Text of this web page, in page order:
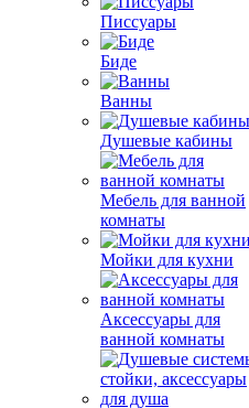
Писсуары
Биде
Ванны
Душевые кабины
Мебель для ванной
комнаты
Мойки для кухни
Аксессуары для
ванной комнаты